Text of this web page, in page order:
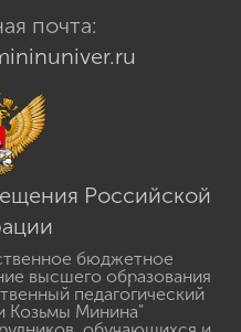
почта:
Российской
бюджетное
высшего образования
педагогический
Козьмы Минина"